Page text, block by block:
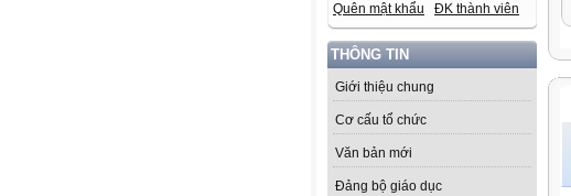
Quên mật khẩu ĐK thành viên
THÔNG TIN
Giới thiệu chung
Cơ cấu tổ chức
Văn bản mới
Đảng bộ giáo dục